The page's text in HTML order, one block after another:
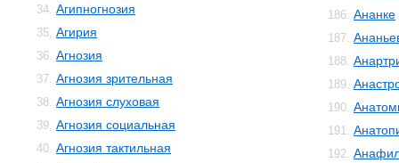
34. Агипногнозия
35. Агирия
36. Агнозия
37. Агнозия зрительная
38. Агнозия слуховая
39. Агнозия социальная
40. Агнозия тактильная
186. Ананке
187.
188.
189.
190.
191.
192.